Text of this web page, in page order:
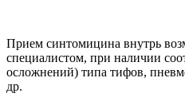
Прием синтомицина внутрь
специалистом, при наличии
осложнений) типа тифов,
др.